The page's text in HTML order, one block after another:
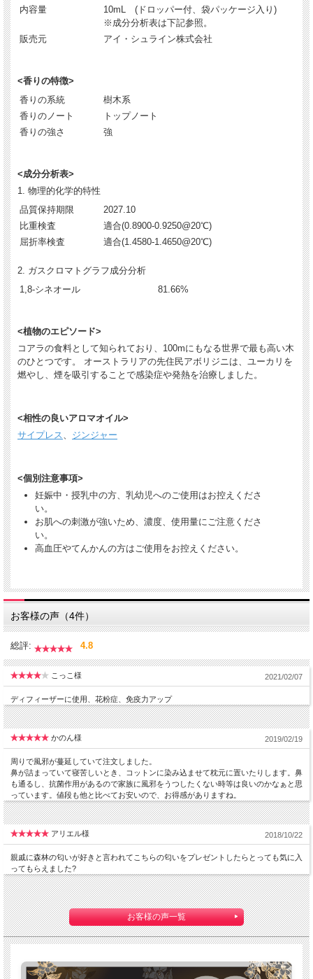
内容量
10mL (ドロッパー付、袋パッケージ入り)
※成分分析表は下記参照。
販売元
アイ・シュライン株式会社
<香りの特徴>
香りの系統
樹木系
香りのノート
トップノート
香りの強さ
強
<成分分析表>
1. 物理的化学的特性
品質保持期限
2027.10
比重検査
適合(0.8900-0.9250@20℃)
屈折率検査
適合(1.4580-1.4650@20℃)
2. ガスクロマトグラフ成分分析
1,8-シネオール
81.66%
<植物のエピソード>
コアラの食料として知られており、100mにもなる世界で最も高い木
のひとつです。 オーストラリアの先住民アボリジニは、ユーカリを
燃やし、煙を吸引することで感染症や発熱を治療しました。
<相性の良いアロマオイル>
サイプレス、 ジンジャー
<個別注意事項>
妊娠中・授乳中の方、乳幼児へのご使用はお控えくださ
い。
お肌への刺激が強いため、濃度、使用量にご注意くださ
い。
高血圧やてんかんの方はご使用をお控えください。
お客様の声（4件）
総評: 4.8
こっこ様 2021/02/07
ディフィーザーに使用、花粉症、免疫力アップ
かのん様 2019/02/19
周りで風邪が蔓延していて注文しました。
鼻が詰まっていて寝苦しいとき、コットンに染み込ませて枕元に置いたりします。鼻
も通るし、抗菌作用があるので家族に風邪をうつしたくない時等は良いのかなぁと思
っています。値段も他と比べてお安いので、お得感がありますね。
アリエル様 2018/10/22
親戚に森林の匂いが好きと言われてこちらの匂いをプレゼントしたらとっても気に入
ってもらえました?
お客様の声一覧